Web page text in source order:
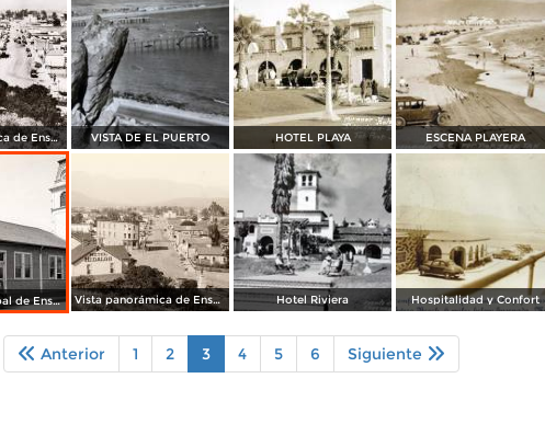
Vista panorámica de Ensenada VISTA DE EL PUERTO HOTEL PLAYA ESCENA PLAYERA
Palacio municipal de Ensenada Vista panorámica de Ensenada Hotel Riviera Hospitalidad y Confort
Anterior 1 2 3 4 5 6 Siguiente